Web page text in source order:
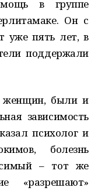
в группе
Он с
уже пять лет, в
поддержали
женщин, были и
зависимость
психолог и
болезнь
– тот же
«разрешают»